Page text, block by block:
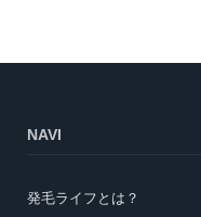
NAVI
発毛ライフとは？